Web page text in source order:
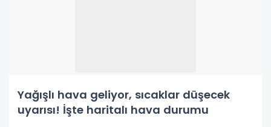
Yağışlı hava geliyor, sıcaklar düşecek
uyarısı! İşte haritalı hava durumu